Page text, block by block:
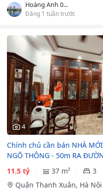
Hoàng Anh 0982359900
Đăng 1 tuần trước
4
Chính chủ cần bán NHÀ
NGÕ THÔNG - 50m RA
11.5 tỷ
37 m²
3
Quận Thanh Xuân, Hà Nội